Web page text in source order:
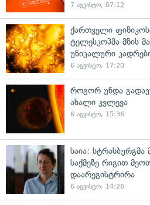
7 აგვისტო, 07:12
ქართველი
ტელესკოპმა მზის
უნიკალური
6 აგვისტო, 17:20
როგორ უნდა
ახალი კვლევა
6 აგვისტო, 15:36
საია:
საქმეზე რიგით
დაარეგისტრირა
6 აგვისტო, 14:26